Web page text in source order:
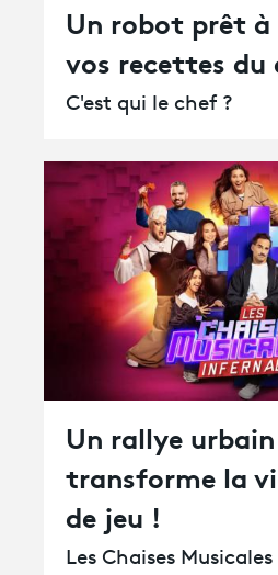
Un robot prêt
vos recettes
C'est qui le chef ?
Un rallye
transforme la
de jeu !
Les Chaises